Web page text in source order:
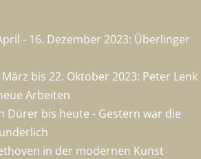
- 16. Dezember 2023: Überlinger
bis 22. Oktober 2023: Peter Lenk
Arbeiten
Dürer bis heute - Gestern war die
in der modernen Kunst